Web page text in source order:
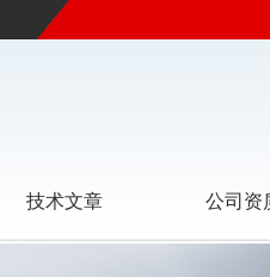
技术文章 公司资